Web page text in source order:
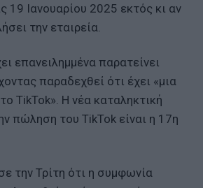
19 Ιανουαρίου 2025 εκτός κι αν
την εταιρεία.
επανειλημμένα παρατείνει
παραδεχθεί ότι έχει «μια
TikTok». Η νέα καταληκτική
πώληση του TikTok είναι η 17η
την Τρίτη ότι η συμφωνία